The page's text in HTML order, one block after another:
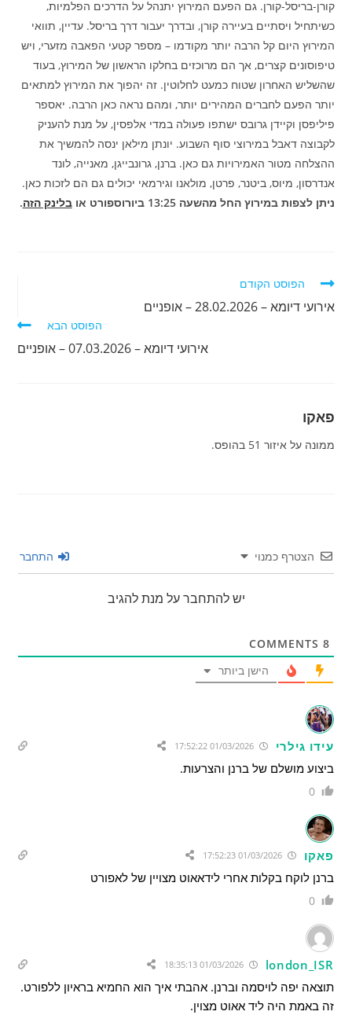
קורן-בריסל-קורן. גם הפעם המירוץ יתנהל על הדרכים הפלמיות,
כשיתחיל ויסתיים בעיירה קורן, ובדרך יעבור דרך בריסל. עדיין, תוואי
המירוץ היום קל הרבה יותר מקודמו – מספר קטעי הפאבה מזערי, ויש
טיפוסונים קצרים, אך הם מרוכזים בחלקו הראשון של המירוץ, בעוד
שהשליש האחרון שטוח כמעט לחלוטין. זה יהפוך את המירוץ למתאים
יותר הפעם לחברים המהירים יותר, ומהם נראה כאן הרבה. יאספר
פיליפסן וקיידן גרובס ישתפו פעולה במדי אלפסין, על מנת להעניק
לקבוצה דאבל במירוצי סוף השבוע. יונתן מילאן ינסה להמשיך את
ההצלחה מטור האמירויות גם כאן. ברנן, גרונבייגן, מאנייה, לונד
אנדרסון, מיוס, ביטנר, פרטן, מולאנו וגירמאי יכולים גם הם לזכות כאן.
ניתן לצפות במירוץ החל מהשעה 13:25 ביורוספורט או
בלינק הזה.
לקרוא
נוספים
הפוסט הקודם
אירועי דיומא – 28.02.2026 – אופניים
הפוסט הבא
אירועי דיומא – 07.03.2026 – אופניים
פאקו
ממונה על איזור 51 בהופס.
הצטרף כמנוי התחבר
יש להתחבר על מנת להגיב
8
הישן ביותר
עידו גילרי 01/03/2026 17:52:22
ביצוע מושלם של ברנן והצרעות.
0
פאקו 01/03/2026 17:52:23
ברנן לוקח בקלות אחרי לידאאוט מצויין של לאפורט
0
london_ISR
01/03/2026 18:35:13
תוצאה יפה לויסמה וברנן. אהבתי איך הוא החמיא בראיון ללפורט.
זה באמת היה ליד אאוט מצוין.